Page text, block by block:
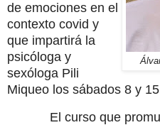
de emociones en el
contexto covid y
que impartirá la
psicóloga y
sexóloga Pili
Miqueo los sábados 8 y
El curso que